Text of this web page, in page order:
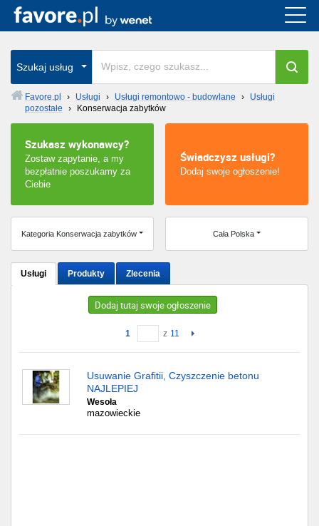
Szukaj usług
Favore.pl › Usługi › Usługi remontowo - budowlane ›
Usługi
pozostałe
› Konserwacja zabytków
Szukasz wykonawcy?
Zostaw zapytanie, a my
bezpłatnie poszukamy za
Ciebie
Świadczysz usługi?
Dodaj swoje ogłoszenie!
Kategoria Konserwacja zabytków Cała Polska
Usługi Produkty Zlecenia
Dodaj tutaj swoje ogłoszenie
1 z 11
Usuwanie Grafitii, Czyszczenie betonu
NAJLEPIEJ
Wesoła
mazowieckie
Cała Polska
wszystkie w całym kraju
Wrocław
Kraków
Poznań
Łódź
Katowice
Chorzów